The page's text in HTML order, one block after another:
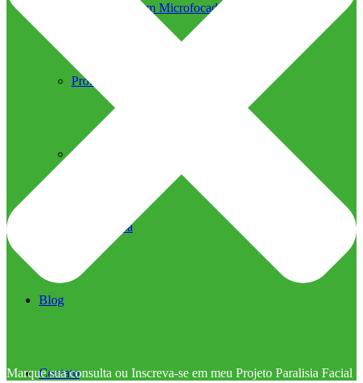
Ultrassom Microfocado
Próteses Faciais
Segurança na Harmonização
Imprensa
Blog
Contato
Marque sua consulta ou Inscreva-se em meu Projeto Paralisia Facial